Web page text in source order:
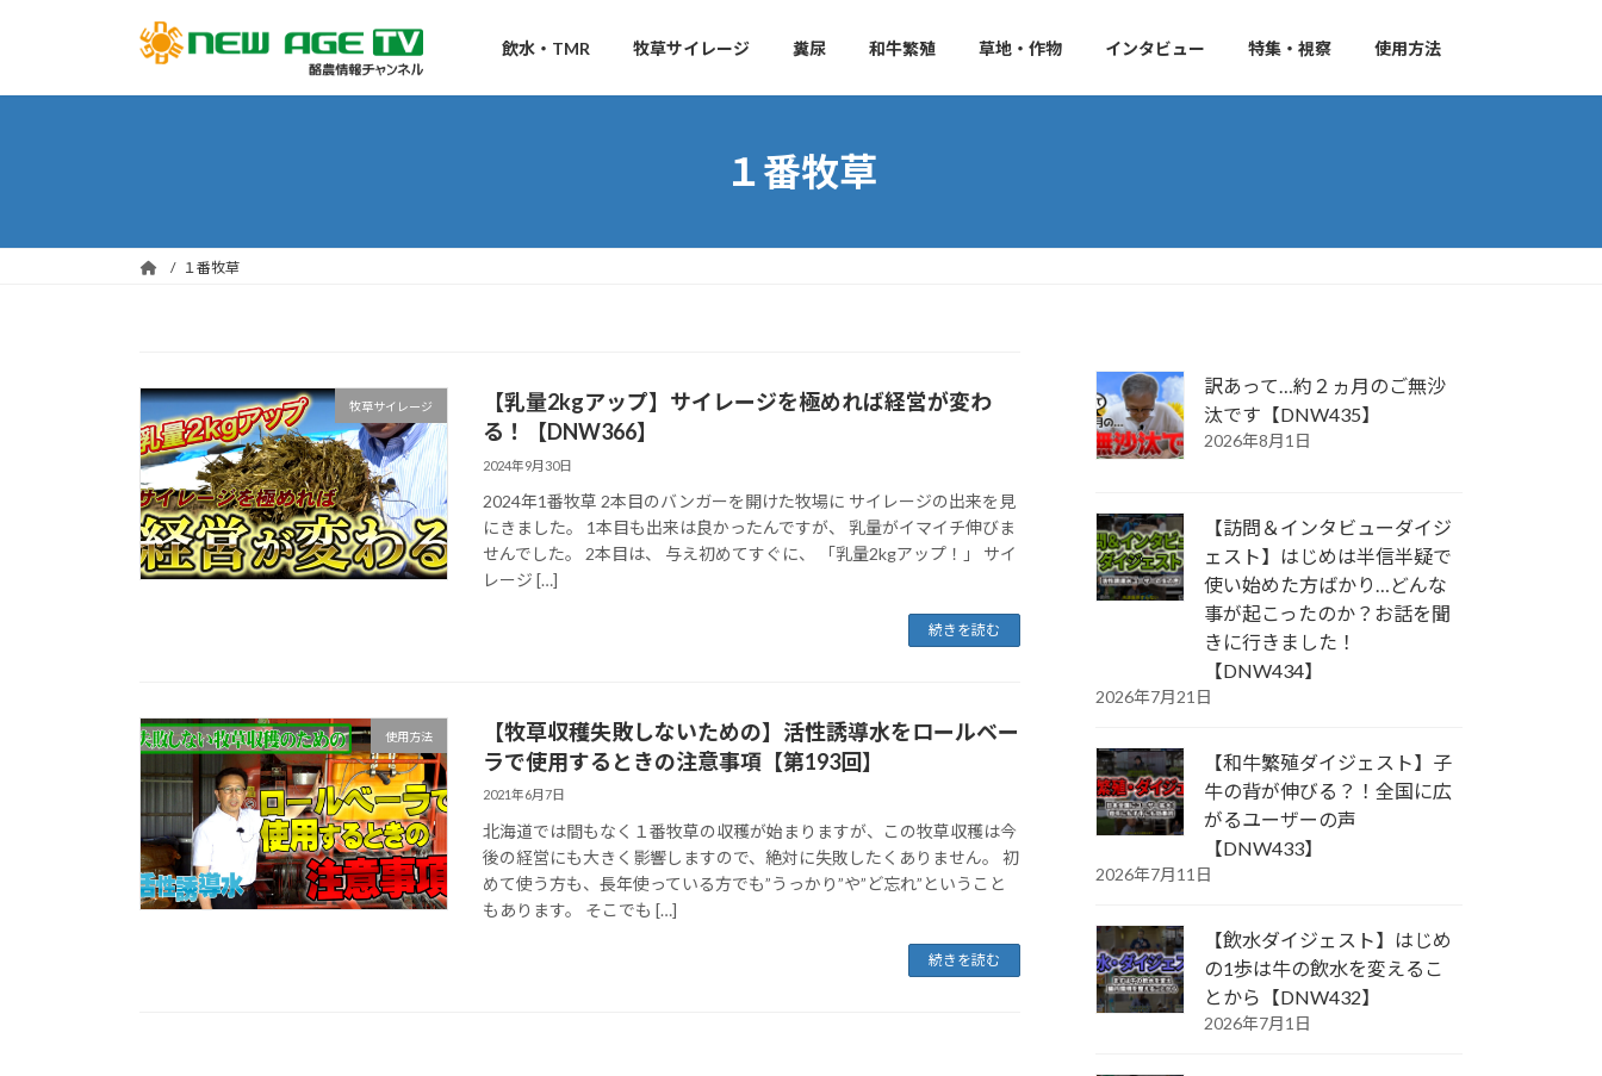
ン
ッ
ー
移
飲水・TMR 牧草サイレージ 糞尿 和牛繁殖 草地・作物 インタビュー 特集・視察 使用方法
１番牧草
１番牧草
牧草サイレージ
【乳量2kgアップ】サイレージを極めれば経営が変わ
る！【DNW366】
2024年9月30日
2024年1番牧草 2本目のバンガーを開けた牧場に サイレージの出来を見
にきました。 1本目も出来は良かったんですが、 乳量がイマイチ伸びま
せんでした。 2本目は、 与え初めてすぐに、 「乳量2kgアップ！」 サイ
レージ […]
続きを読む
使用方法
【牧草収穫失敗しないための】活性誘導水をロールベー
ラで使用するときの注意事項【第193回】
2021年6月7日
北海道では間もなく１番牧草の収穫が始まりますが、この牧草収穫は今
後の経営にも大きく影響しますので、絶対に失敗したくありません。 初
めて使う方も、長年使っている方でも”うっかり”や”ど忘れ”ということ
もあります。 そこでも […]
続きを読む
訳あって…約２ヵ月のご無沙
汰です【DNW435】
2026年8月1日
【訪問＆インタビューダイジ
ェスト】はじめは半信半疑で
使い始めた方ばかり…どんな
事が起こったのか？お話を聞
きに行きました！
【DNW434】
2026年7月21日
【和牛繁殖ダイジェスト】子
牛の背が伸びる？！全国に広
がるユーザーの声
【DNW433】
2026年7月11日
【飲水ダイジェスト】はじめ
の1歩は牛の飲水を変えるこ
とから【DNW432】
2026年7月1日